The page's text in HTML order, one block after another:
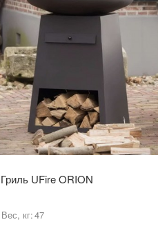
Гриль UFire ORION
Вес, кг:47